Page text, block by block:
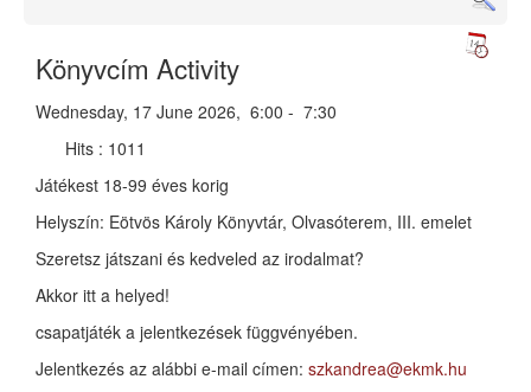
Könyvcím Activity
Wednesday, 17 June 2026, 6:00 - 7:30
Hits : 1011
Játékest 18-99 éves korig
Helyszín: Eötvös Károly Könyvtár, Olvasóterem, III. emelet
Szeretsz játszani és kedveled az irodalmat?
Akkor itt a helyed!
csapatjáték a jelentkezések függvényében.
Jelentkezés az alábbi e-mail címen: szkandrea@ekmk.hu